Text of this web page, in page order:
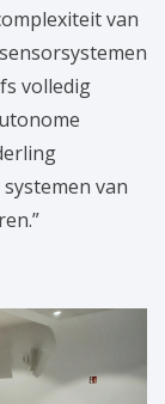
van
volledig
van